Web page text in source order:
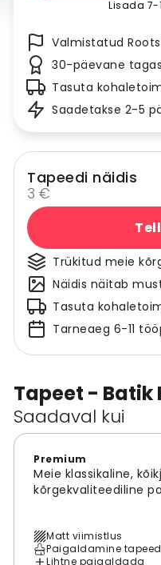
Tapeet - Batik
Saadaval kui
Premium
Meie klassikaline,
kõrgekvaliteediline
Matt viimistlus
Paigaldamine
Lihtne paigaldada
Lisada 7-
Valmistatud
30-päevane
Tasuta
Saadetakse 2-5
Tapeedi näidis
3 €
Trükitud meie
Näidis näitab
Tasuta
Tarneaeg 6-11